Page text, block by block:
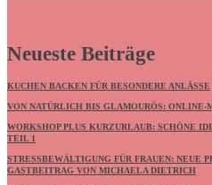
Neueste Beiträge
KUCHEN BACKEN FÜR BESONDERE ANLÄSSE
VON NATÜRLICH BIS GLAMOURÖS: ONLINE-
WORKSHOP PLUS KURZURLAUB: SCHÖNE
TEIL 1
STRESSBEWÄLTIGUNG FÜR FRAUEN: NEUE
GASTBEITRAG VON MICHAELA DIETRICH